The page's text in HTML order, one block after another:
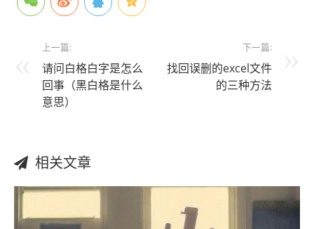
上一篇:
请问白格白字是怎么
回事（黑白格是什么
意思）
下一篇:
找回误删的excel文件
的三种方法
相关文章